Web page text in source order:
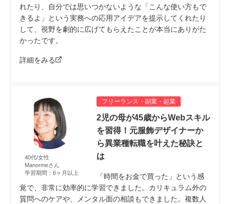
れたり、自分では思いつかないような「こんな使い方もで
きるよ」という実務への応用アイデアを提示してくれたり
して、視野を劇的に広げてもらえたことが本当にありがた
かったです。
詳細をみる
フリーランス・副業・起業
40代/女性
Manormeさん
学習期間：6ヶ月以上
2児の母が45歳からWebスキル
を習得！元服飾デザイナーか
ら異業種転職を叶えた秘訣と
は
「時間をお金で買った」という感
覚で、非常に効率的に学習できました。カリキュラム外の
質問へのケアや、メンタル面の相談もできました。複数人